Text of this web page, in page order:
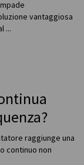
vantaggiosa
...
raggiunge una
continuo non